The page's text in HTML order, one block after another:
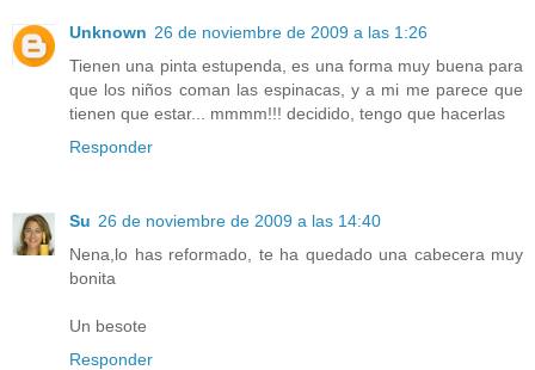
Unknown 26 de noviembre de 2009 a las 1:26
Tienen una pinta estupenda, es una forma muy buena para
que los niños coman las espinacas, y a mi me parece que
tienen que estar... mmmm!!! decidido, tengo que hacerlas
Responder
Su 26 de noviembre de 2009 a las 14:40
Nena,lo has reformado, te ha quedado una cabecera muy
bonita
Un besote
Responder